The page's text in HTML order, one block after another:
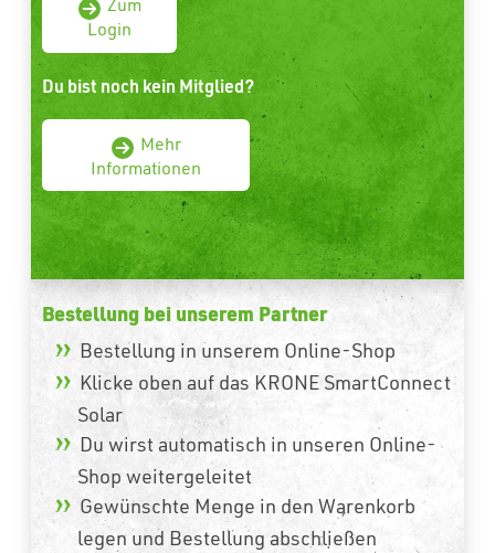
Zum
Login
Du bist noch kein Mitglied?
Mehr
Informationen
Bestellung bei unserem Partner
Bestellung in unserem Online-Shop
Klicke oben auf das KRONE SmartConnect
Solar
Du wirst automatisch in unseren Online-
Shop weitergeleitet
Gewünschte Menge in den Warenkorb
legen und Bestellung abschließen